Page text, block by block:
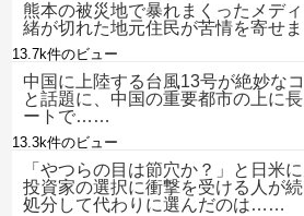
熊本の被災地で暴れまくったメデ
緒が切れた地元住民が苦情を寄せ
13.7k件のビュー
中国に上陸する台風13号が絶妙な
と話題に、中国の重要都市の上に
ートで……
13.3k件のビュー
「やつらの目は節穴か？」と日米
投資家の選択に衝撃を受ける人が
処分して代わりに選んだのは……